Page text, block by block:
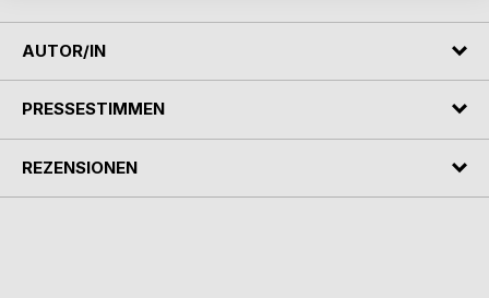
AUTOR/IN
PRESSESTIMMEN
REZENSIONEN